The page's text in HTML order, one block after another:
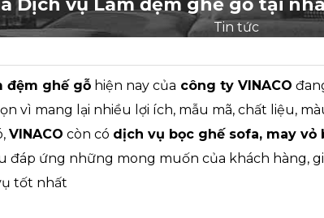
Dịch vụ Làm đệm ghế gỗ tại
Tin tức
đệm ghế gỗ hiện nay của công ty VINACO
vì mang lại nhiều lợi ích, mẫu mã, chất liệu,
VINACO còn có dịch vụ bọc ghế sofa, may vỏ
đáp ứng những mong muốn của khách hàng,
tốt nhất